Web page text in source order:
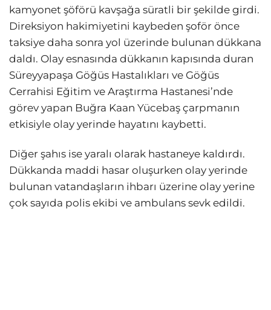
kamyonet şöförü kavşağa süratli bir şekilde girdi.
Direksiyon hakimiyetini kaybeden şoför önce
taksiye daha sonra yol üzerinde bulunan dükkana
daldı. Olay esnasında dükkanın kapısında duran
Süreyyapaşa Göğüs Hastalıkları ve Göğüs
Cerrahisi Eğitim ve Araştırma Hastanesi’nde
görev yapan Buğra Kaan Yücebaş çarpmanın
etkisiyle olay yerinde hayatını kaybetti.
Diğer şahıs ise yaralı olarak hastaneye kaldırdı.
Dükkanda maddi hasar oluşurken olay yerinde
bulunan vatandaşların ihbarı üzerine olay yerine
çok sayıda polis ekibi ve ambulans sevk edildi.